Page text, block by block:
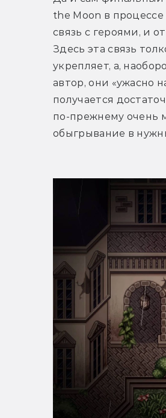
the Moon в
связь с героями, и
Здесь эта связь
укрепляет, а,
автор, они «ужасно
получается
по-прежнему очень
обыгрывание в